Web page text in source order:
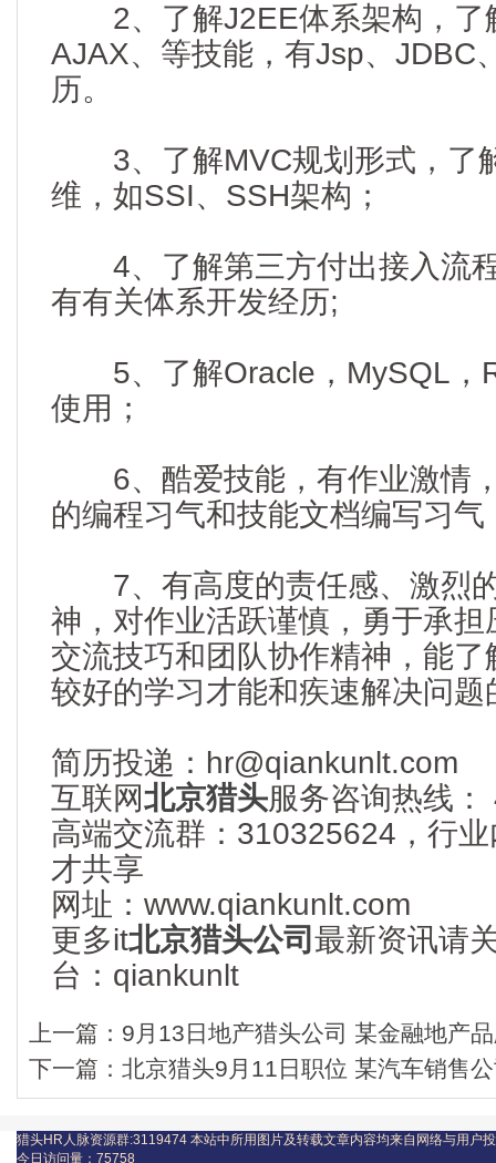
2、了解J2EE体系架构，了
AJAX、等技能，有Jsp、JDBC
历。
3、了解MVC规划形式，了
维，如SSI、SSH架构；
4、了解第三方付出接入流
有有关体系开发经历;
5、了解Oracle，MySQL，
使用；
6、酷爱技能，有作业激情
的编程习气和技能文档编写习
7、有高度的责任感、激烈
神，对作业活跃谨慎，勇于承
交流技巧和团队协作精神，能
较好的学习才能和疾速解决问题
简历投递：hr@qiankunlt.com
互联网北京猎头服务咨询热线
高端交流群：310325624，行
才共享
网址：www.qiankunlt.com
更多it北京猎头公司最新资讯请
台：qiankunlt
上一篇： 9月13日地产猎头公司 某金融地产
下一篇： 北京猎头9月11日职位 某汽车销售
猎头HR人脉资源群:3119474 本站中所用图片及转载文章内容均来自网络与用户
今日访问量： 75758